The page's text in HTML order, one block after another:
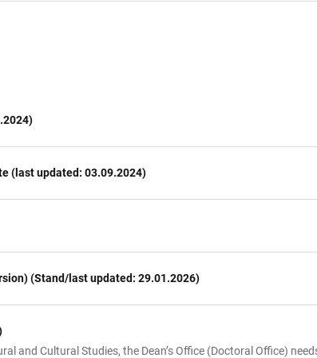
(last updated: 03.09.2024)
(Stand/last updated: 29.01.2026)
and Cultural Studies, the Dean’s Office (Doctoral Office)